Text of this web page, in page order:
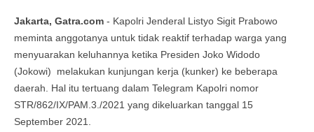
Jakarta, Gatra.com - Kapolri Jenderal Listyo Sigit Prabowo
meminta anggotanya untuk tidak reaktif terhadap warga yang
menyuarakan keluhannya ketika Presiden Joko Widodo
(Jokowi) melakukan kunjungan kerja (kunker) ke beberapa
daerah. Hal itu tertuang dalam Telegram Kapolri nomor
STR/862/IX/PAM.3./2021 yang dikeluarkan tanggal 15
September 2021.